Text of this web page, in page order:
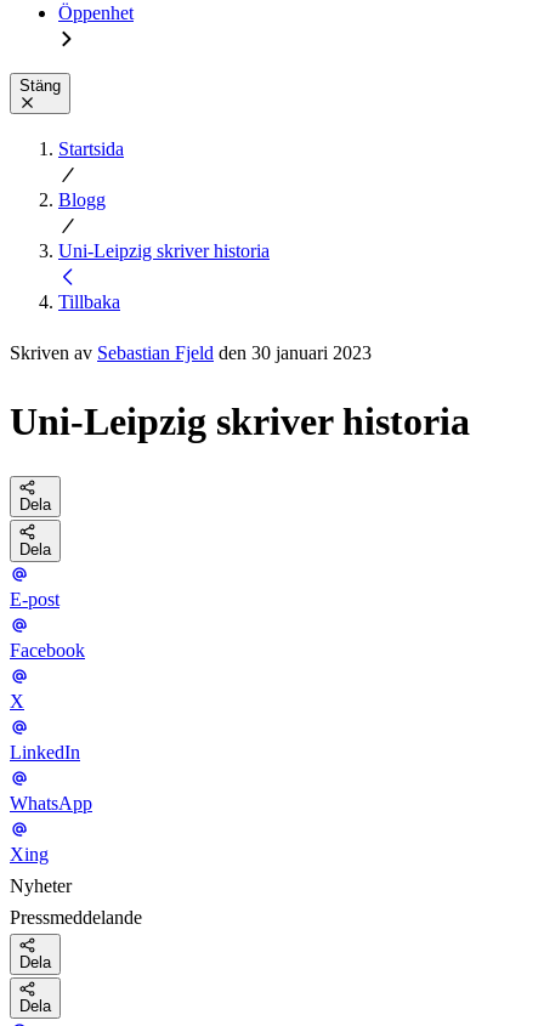
Öppenhet
Stäng
Startsida
Blogg
Uni-Leipzig skriver historia
Tillbaka
Skriven av Sebastian Fjeld den 30 januari 2023
Uni-Leipzig skriver historia
Dela
Dela
E-post
Facebook
X
LinkedIn
WhatsApp
Xing
Nyheter
Pressmeddelande
Dela
Dela